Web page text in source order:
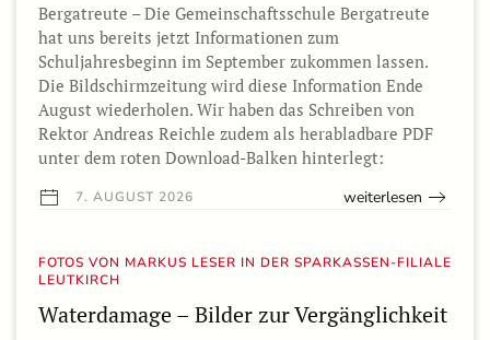
Bergatreute – Die Gemeinschaftsschule Bergatreute
hat uns bereits jetzt Informationen zum
Schuljahresbeginn im September zukommen lassen.
Die Bildschirmzeitung wird diese Information Ende
August wiederholen. Wir haben das Schreiben von
Rektor Andreas Reichle zudem als herabladbare PDF
unter dem roten Download-Balken hinterlegt:
7. AUGUST 2026 weiterlesen
FOTOS VON MARKUS LESER IN DER SPARKASSEN-FILIALE
LEUTKIRCH
Waterdamage – Bilder zur Vergänglichkeit